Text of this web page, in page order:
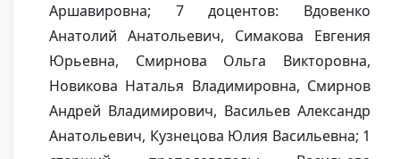
Аршавировна; 7 доцентов: Вдовенко
Анатолий Анатольевич, Симакова Евгения
Юрьевна, Смирнова Ольга Викторовна,
Новикова Наталья Владимировна, Смирнов
Андрей Владимирович, Васильев Александр
Анатольевич, Кузнецова Юлия Васильевна; 1